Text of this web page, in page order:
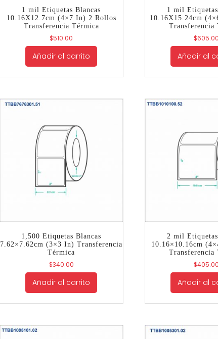
1 mil Etiquetas Blancas
10.16X12.7cm (4×7 In) 2 Rollos
Transferencia Térmica
$510.00
Añadir al carrito
1 mil
10.16X15.24cm
Transferencia
$605.00
Añadir al
1,500 Etiquetas Blancas
7.62×7.62cm (3×3 In) Transferencia
Térmica
$340.00
Añadir al carrito
2 mil
10.16×10.16cm
Transferencia
$405.00
Añadir al